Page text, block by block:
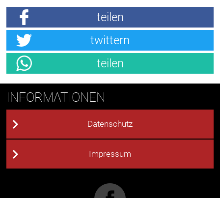
teilen
twittern
teilen
INFORMATIONEN
Datenschutz
Impressum